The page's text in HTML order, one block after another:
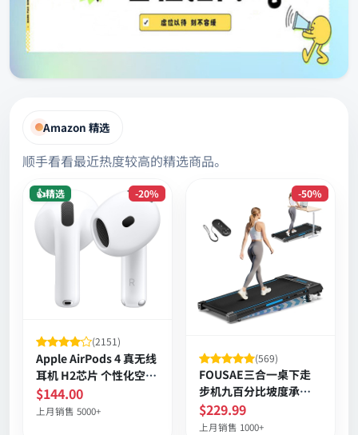
Amazon 精选
顺手看看最近热度较高的精选商品。
-20%
👍精选
(2151)
Apple AirPods 4 真无线
耳机 H2芯片 个性化空间
音频 防尘防汗 长续航
$144.00
上月销售 5000+
-50%
(569)
FOUSAE三合一桌下走
步机九百分比坡度承重
三百三十磅六点二英里
时速
$229.99
上月销售 1000+